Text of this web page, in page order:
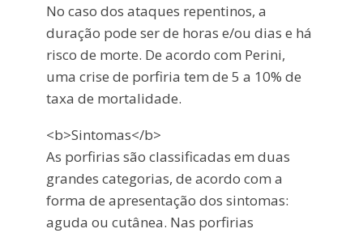
No caso dos ataques repentinos, a
duração pode ser de horas e/ou dias e há
risco de morte. De acordo com Perini,
uma crise de porfiria tem de 5 a 10% de
taxa de mortalidade.
<b>Sintomas</b>
As porfirias são classificadas em duas
grandes categorias, de acordo com a
forma de apresentação dos sintomas:
aguda ou cutânea. Nas porfirias